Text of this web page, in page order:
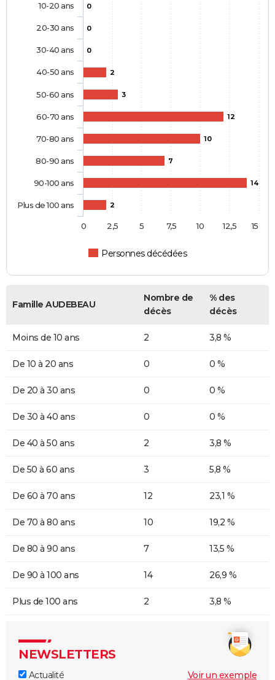
0
0
0
2
3
12
10
7
14
2
Personnes décédées
10-20 ans
20-30 ans
30-40 ans
40-50 ans
50-60 ans
60-70 ans
70-80 ans
80-90 ans
90-100 ans
Plus de 100 ans
0 2,5 5 7,5 10 12,5 15
Famille AUDEBEAU
Nombre de
décès
% des
décès
Moins de 10 ans 2 3,8 %
De 10 à 20 ans 0 0 %
De 20 à 30 ans 0 0 %
De 30 à 40 ans 0 0 %
De 40 à 50 ans 2 3,8 %
De 50 à 60 ans 3 5,8 %
De 60 à 70 ans 12 23,1 %
De 70 à 80 ans 10 19,2 %
De 80 à 90 ans 7 13,5 %
De 90 à 100 ans 14 26,9 %
Plus de 100 ans 2 3,8 %
NEWSLETTERS
Actualité Voir un exemple